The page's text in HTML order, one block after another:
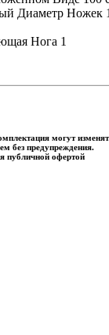
Диаметр Ножек
Нога 1
могут
без предупреждения.
публичной офертой